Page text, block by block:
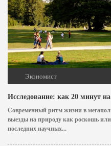
Экономист
Исследование: как 20 минут
Современный ритм жизни в
выезды на природу как роскошь или
последних научных...